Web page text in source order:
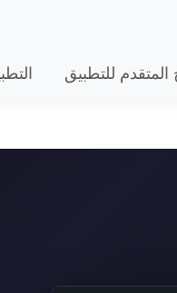
المتقدم للتطبيق